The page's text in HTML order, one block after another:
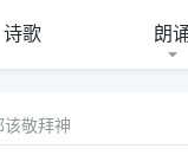
诗歌 朗
敬拜神